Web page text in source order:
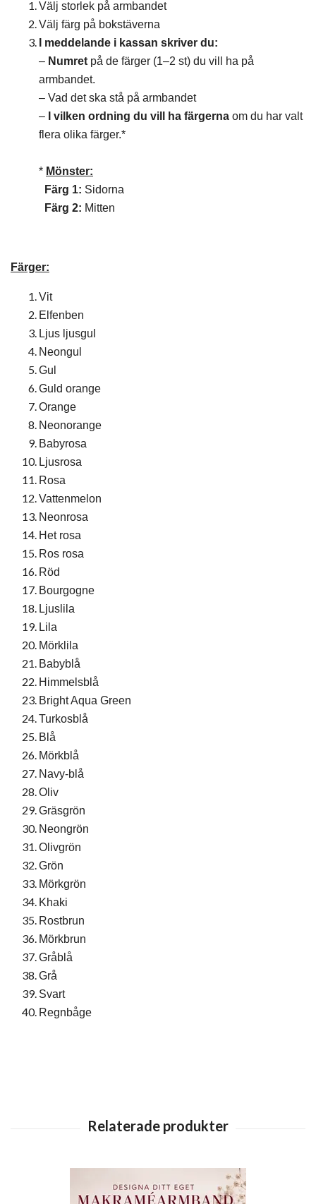
Välj storlek på armbandet
Välj färg på bokstäverna
I meddelande i kassan skriver du:
– Numret på de färger (1–2 st) du vill ha på
armbandet.
– Vad det ska stå på armbandet
–
I vilken ordning du vill ha färgerna om du har valt
flera olika färger.*
* Mönster:
Färg 1: Sidorna
Färg 2: Mitten
Färger:
Vit
Elfenben
Ljus ljusgul
Neongul
Gul
Guld orange
Orange
Neonorange
Babyrosa
Ljusrosa
Rosa
Vattenmelon
Neonrosa
Het rosa
Ros rosa
Röd
Bourgogne
Ljuslila
Lila
Mörklila
Babyblå
Himmelsblå
Bright Aqua Green
Turkosblå
Blå
Mörkblå
Navy-blå
Oliv
Gräsgrön
Neongrön
Olivgrön
Grön
Mörkgrön
Khaki
Rostbrun
Mörkbrun
Gråblå
Grå
Svart
Regnbåge